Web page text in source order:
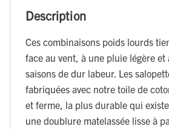
Description
Ces combinaisons poids lourds
face au vent, à une pluie légère et
saisons de dur labeur. Les
fabriquées avec notre toile de
et ferme, la plus durable qui
une doublure matelassée lisse à